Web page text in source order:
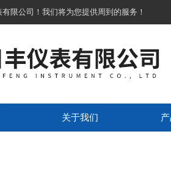
限公司！我们将为您提供周到的服务！
关于我们